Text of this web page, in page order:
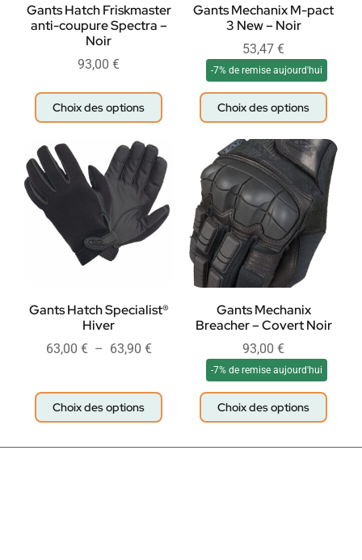
Gants Hatch Friskmaster
anti-coupure Spectra –
Noir
93,00 €
Choix des options
Gants Mechanix M-pact
3 New – Noir
53,47 €
-7% de remise aujourd'hui
Choix des options
Gants Hatch Specialist®
Hiver
63,00 € – 63,90 €
Choix des options
Gants Mechanix
Breacher – Covert Noir
93,00 €
-7% de remise aujourd'hui
Choix des options